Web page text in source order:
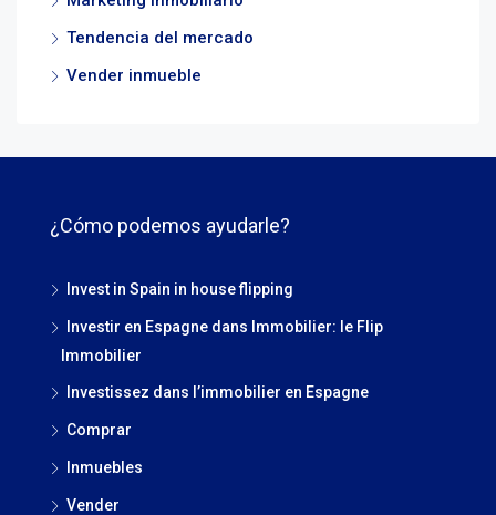
Tendencia del mercado
Vender inmueble
¿Cómo podemos ayudarle?
Invest in Spain in house flipping
Investir en Espagne dans Immobilier: le Flip
Immobilier
Investissez dans l’immobilier en Espagne
Comprar
Inmuebles
Vender